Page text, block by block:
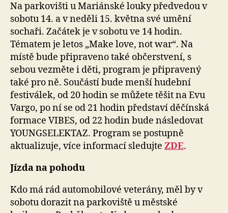
Na parkovišti u Mariánské louky předvedou v
sobotu 14. a v neděli 15. května své umění
sochaři. Začátek je v sobotu ve 14 hodin.
Tématem je letos „Make love, not war“. Na
místě bude připraveno také občerstvení, s
sebou vezměte i děti, program je připravený
také pro ně. Součástí bude menší hudební
festiválek, od 20 hodin se můžete těšit na Evu
Vargo, po ní se od 21 hodin představí děčínská
formace VIBES, od 22 hodin bude následovat
YOUNGSELEKTAZ. Program se postupně
aktualizuje, více informací sledujte ZDE.
Jízda na pohodu
Kdo má rád automobilové veterány, měl by v
sobotu dorazit na parkoviště u městské